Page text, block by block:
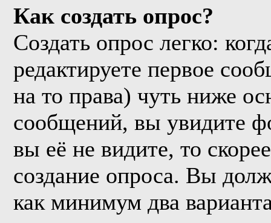
Как создать опрос?
Создать опрос легко:
редактируете первое
на то права) чуть ниже
сообщений, вы увидите
вы её не видите, то
создание опроса. Вы
как минимум два